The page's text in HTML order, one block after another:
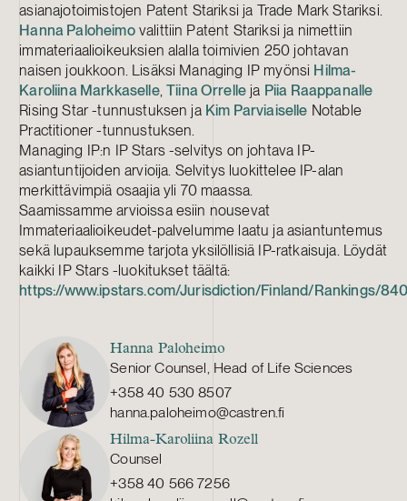
asianajotoimistojen Patent Stariksi ja Trade Mark Stariksi.
Hanna Paloheimovalittiin Patent Stariksi ja nimettiin
immateriaalioikeuksien alalla toimivien 250 johtavan
naisen joukkoon. Lisäksi Managing IP myönsi Hilma-
Karoliina Markkaselle,Tiina Orrelle ja Piia Raappanalle
Rising Star -tunnustuksen ja Kim Parviaiselle Notable
Practitioner -tunnustuksen.
Managing IP:n IP Stars -selvitys on johtava IP-
asiantuntijoiden arvioija. Selvitys luokittelee IP-alan
merkittävimpiä osaajia yli 70 maassa.
Saamissamme arvioissa esiin nousevat
Immateriaalioikeudet-palvelumme laatu ja asiantuntemus
sekä lupauksemme tarjota yksilöllisiä IP-ratkaisuja. Löydät
kaikki IP Stars -luokitukset täältä:
https://www.ipstars.com/Jurisdiction/Finland/Rankings/
Hanna Paloheimo
Senior Counsel, Head of Life Sciences
+358 40 530 8507
hanna.paloheimo@castren.fi
Hilma-Karoliina Rozell
Counsel
+358 40 566 7256